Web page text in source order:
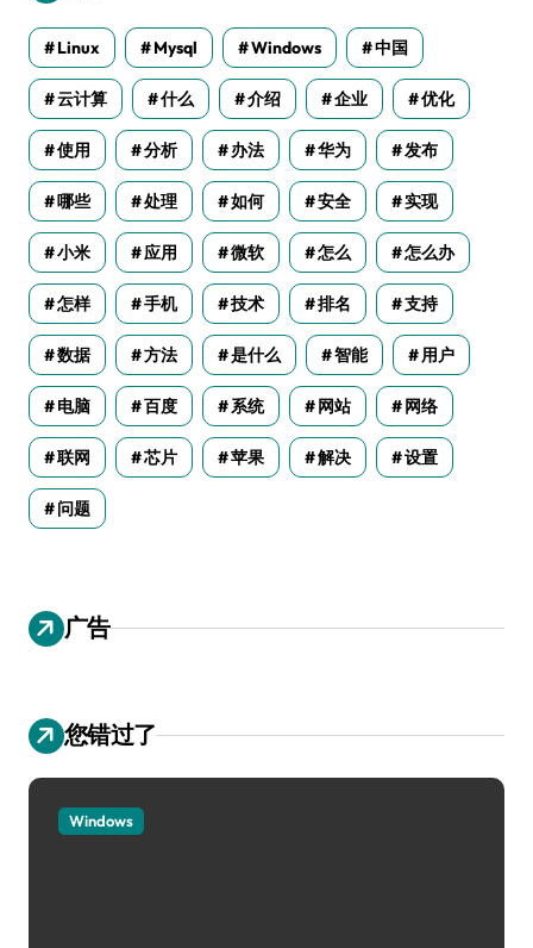
Linux Mysql Windows 中国
云计算 什么 介绍 企业 优化
使用 分析 办法 华为 发布
哪些 处理 如何 安全 实现
小米 应用 微软 怎么 怎么办
怎样 手机 技术 排名 支持
数据 方法 是什么 智能 用户
电脑 百度 系统 网站 网络
联网 芯片 苹果 解决 设置
问题
广告
您错过了
Windows